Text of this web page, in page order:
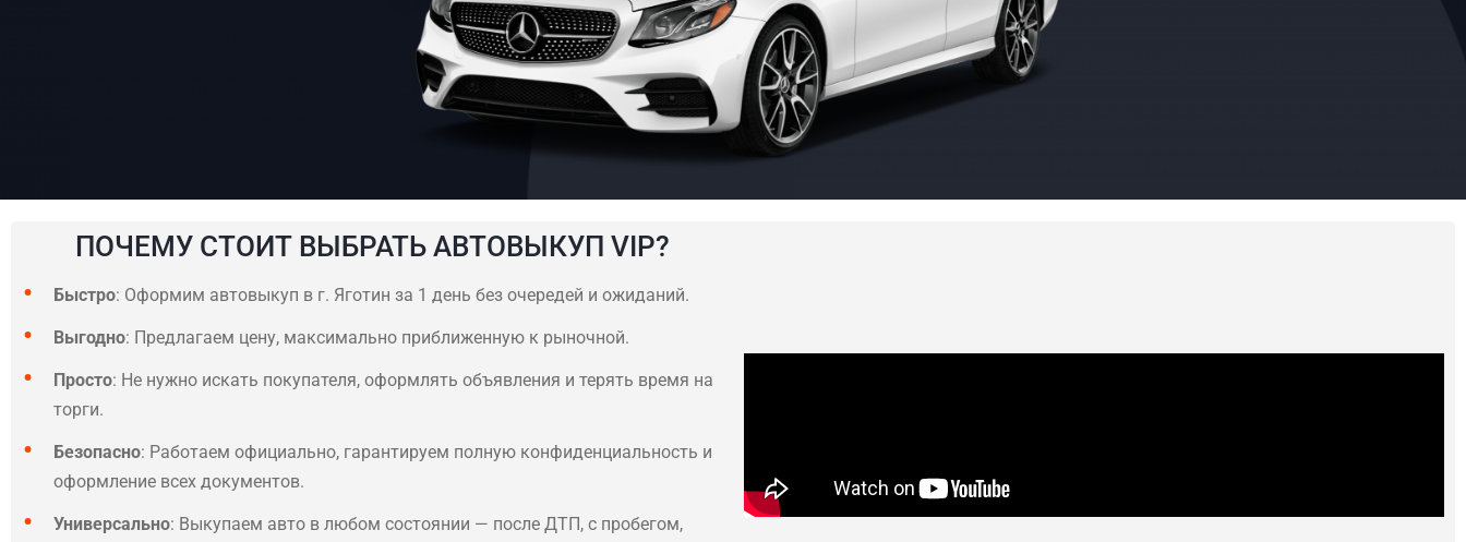
ПОЧЕМУ СТОИТ ВЫБРАТЬ АВТОВЫКУП VIP?
Быстро: Оформим автовыкуп в г. Яготин за 1 день без очередей и ожиданий.
Выгодно: Предлагаем цену, максимально приближенную к рыночной.
Просто: Не нужно искать покупателя, оформлять объявления и терять время на
торги.
Безопасно: Работаем официально, гарантируем полную конфиденциальность и
оформление всех документов.
Универсально: Выкупаем авто в любом состоянии — после ДТП, с пробегом,